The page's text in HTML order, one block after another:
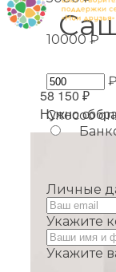
58 150 ₽
Нужно
10000 ₽
₽
Способ
Личные
Укажите
Укажите